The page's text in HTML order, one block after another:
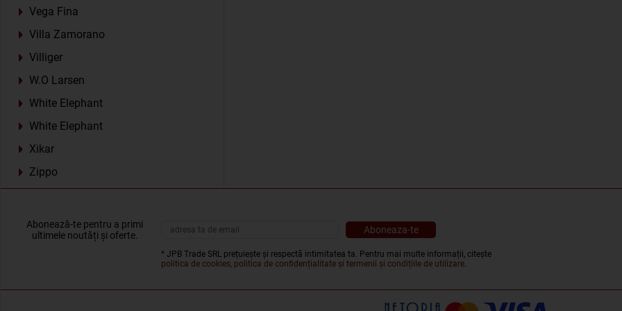
Vega Fina
Villa Zamorano
Villiger
W.O Larsen
White Elephant
White Elephant
Xikar
Zippo
Abonează-te pentru a primi
ultimele noutăți și oferte.
* JPB Trade SRL prețuiește și respectă intimitatea ta. Pentru mai multe informații, citește
politica de cookies, politica de confidențialitate și termenii și condițiile de utilizare